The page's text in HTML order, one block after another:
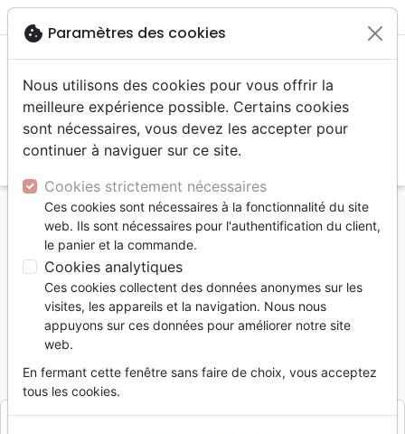
menu
Accueil Livres Doctrine
Prophétie
Petit roi (Le) - La cohérence de la Bible
Le petit roi
La cohérence de la Bible
Auteur :Roland van de Pitterie
Référence JVB5915
9782913359154
EditeurJVB
cookie Paramètres des cookies
Nous utilisons des cookies pour vous offrir la
meilleure expérience possible. Certains cookies
sont nécessaires, vous devez les accepter pour
continuer à naviguer sur ce site.
Cookies strictement nécessaires
Ces cookies sont nécessaires à la fonctionnalité du site
web. Ils sont nécessaires pour l'authentification du client,
le panier et la commande.
Cookies analytiques
Ces cookies collectent des données anonymes sur les
visites, les appareils et la navigation. Nous nous
appuyons sur ces données pour améliorer notre site
web.
En fermant cette fenêtre sans faire de choix, vous acceptez
tous les cookies.